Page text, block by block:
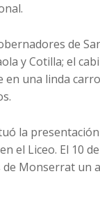
de
y Cotilla; el
una linda
la
el Liceo. El 10
Monserrat un